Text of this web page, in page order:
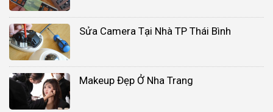
Sửa Camera Tại Nhà TP Thái Bình
Makeup Đẹp Ở Nha Trang